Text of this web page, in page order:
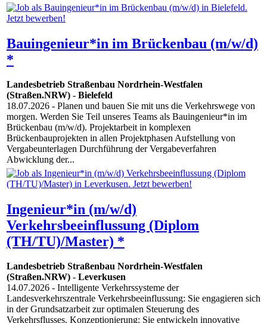
Bauingenieur*in im Brückenbau (m/w/d)
*
Landesbetrieb Straßenbau Nordrhein-Westfalen
(Straßen.NRW) - Bielefeld
18.07.2026 - Planen und bauen Sie mit uns die Verkehrswege von
morgen. Werden Sie Teil unseres Teams als Bauingenieur*in im
Brückenbau (m/w/d). Projektarbeit in komplexen
Brückenbauprojekten in allen Projektphasen Aufstellung von
Vergabeunterlagen Durchführung der Vergabeverfahren
Abwicklung der...
Ingenieur*in (m/w/d)
Verkehrsbeeinflussung (Diplom
(TH/TU)/Master) *
Landesbetrieb Straßenbau Nordrhein-Westfalen
(Straßen.NRW) - Leverkusen
14.07.2026 - Intelligente Verkehrssysteme der
Landesverkehrszentrale Verkehrsbeeinflussung: Sie engagieren sich
in der Grundsatzarbeit zur optimalen Steuerung des
Verkehrsflusses. Konzeptionierung: Sie entwickeln innovative